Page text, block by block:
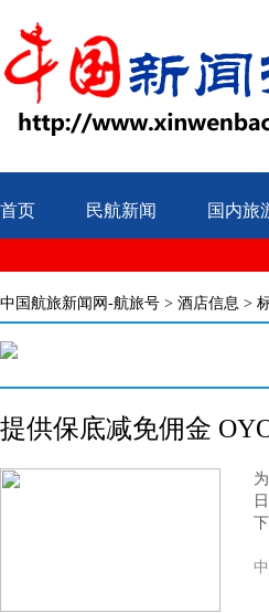
首页 民航新闻 国内旅
中国航旅新闻网-航旅号 > 酒店信息 >
提供保底减免佣金